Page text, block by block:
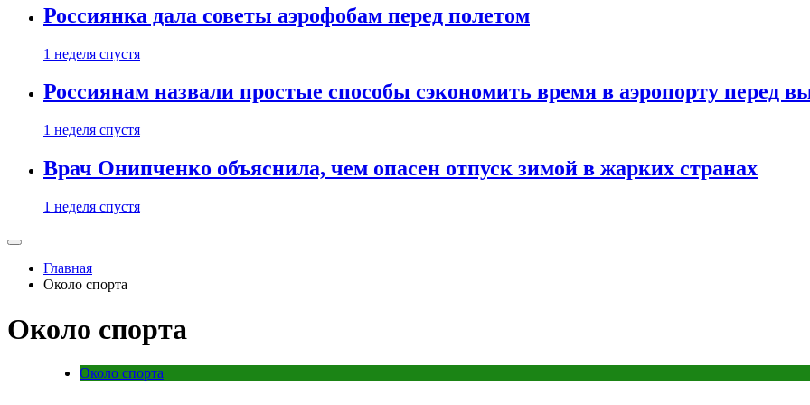
Россиянка дала советы аэрофобам перед полетом
1 неделя спустя
Россиянам назвали простые способы сэкономить время в аэропорту перед
1 неделя спустя
Врач Онипченко объяснила, чем опасен отпуск зимой в жарких странах
1 неделя спустя
Главная
Около спорта
Около спорта
Около спорта